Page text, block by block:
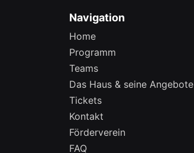
Navigation
Home
Programm
Teams
Das Haus & seine Angebote
Tickets
Kontakt
Förderverein
FAQ